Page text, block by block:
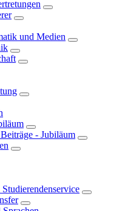
und Medien
- Jubiläum